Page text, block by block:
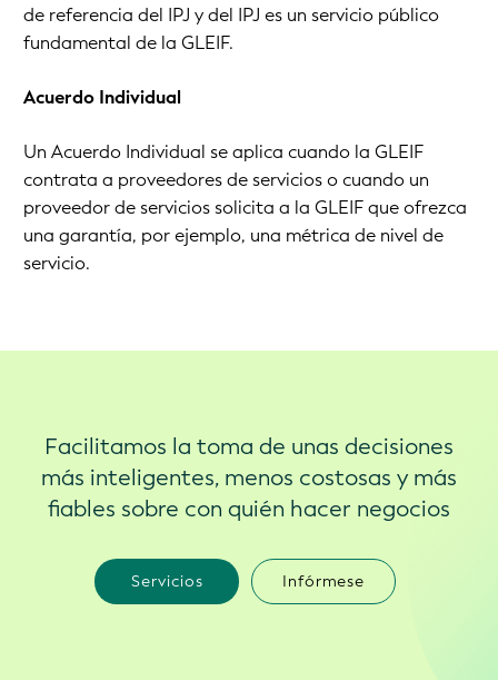
de referencia del IPJ y del IPJ es un servicio público
fundamental de la GLEIF.
Acuerdo Individual
Un Acuerdo Individual se aplica cuando la GLEIF
contrata a proveedores de servicios o cuando un
proveedor de servicios solicita a la GLEIF que ofrezca
una garantía, por ejemplo, una métrica de nivel de
servicio.
Facilitamos la toma de unas decisiones
más inteligentes, menos costosas y más
fiables sobre con quién hacer negocios
Servicios Infórmese